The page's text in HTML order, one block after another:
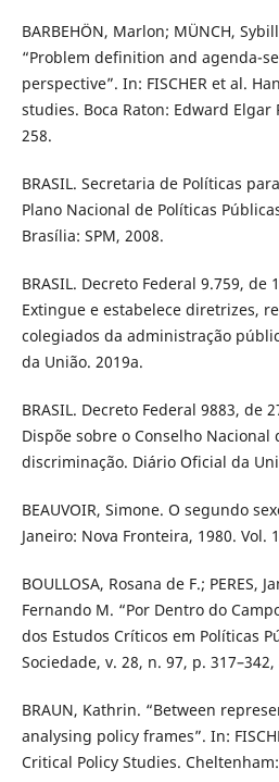
BARBEHÖN, Marlon; MÜNCH,
“Problem definition and agenda-
perspective”. In: FISCHER et al.
studies. Boca Raton: Edward
258.
BRASIL. Secretaria de Políticas
Plano Nacional de Políticas
Brasília: SPM, 2008.
BRASIL. Decreto Federal 9.759, de
Extingue e estabelece diretrizes,
colegiados da administração
da União. 2019a.
BRASIL. Decreto Federal 9883, de
Dispõe sobre o Conselho Nacional
discriminação. Diário Oficial da
BEAUVOIR, Simone. O segundo
Janeiro: Nova Fronteira, 1980. Vol.
BOULLOSA, Rosana de F.; PERES,
Fernando M. “Por Dentro do
dos Estudos Críticos em Políticas
Sociedade, v. 28, n. 97, p.
BRAUN, Kathrin. “Between
analysing policy frames”. In:
Critical Policy Studies.